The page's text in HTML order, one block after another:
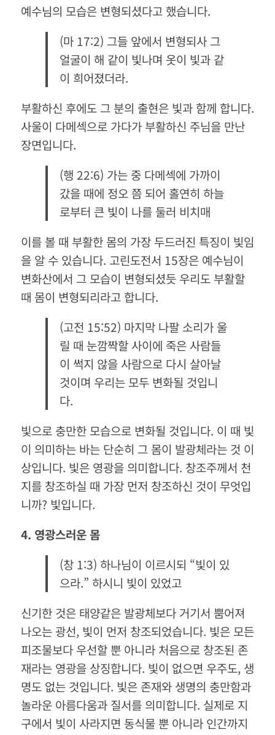
예수님의 모습은 변형되셨다고 했습니다.
(마 17:2) 그들 앞에서 변형되사 그
얼굴이 해 같이 빛나며 옷이 빛과 같
이 희어졌더라.
부활하신 후에도 그 분의 출현은 빛과 함께 합니다.
사울이 다메섹으로 가다가 부활하신 주님을 만난
장면입니다.
(행 22:6) 가는 중 다메섹에 가까이
갔을 때에 정오 쯤 되어 홀연히 하늘
로부터 큰 빛이 나를 둘러 비치매
이를 볼 때 부활한 몸의 가장 두드러진 특징이 빛임
을 알 수 있습니다. 고린도전서 15장은 예수님이
변화산에서 그 모습이 변형되셨듯 우리도 부활할
때 몸이 변형되리라고 합니다.
(고전 15:52) 마지막 나팔 소리가 울
릴 때 눈깜짝할 사이에 죽은 사람들
이 썩지 않을 사람으로 다시 살아날
것이며 우리는 모두 변화될 것입니
다.
빛으로 충만한 모습으로 변화될 것입니다. 이 때 빛
이 의미하는 바는 단순히 그 몸이 발광체라는 것 이
상입니다. 빛은 영광을 의미합니다. 창조주께서 천
지를 창조하실 때 가장 먼저 창조하신 것이 무엇입
니까? 빛입니다.
4. 영광스러운 몸
(창 1:3) 하나님이 이르시되 “빛이 있
으라.” 하시니 빛이 있었고
신기한 것은 태양같은 발광체보다 거기서 뿜어져
나오는 광선, 빛이 먼저 창조되었습니다. 빛은 모든
피조물보다 우선할 뿐 아니라 처음으로 창조된 존
재라는 영광을 상징합니다. 빛이 없으면 우주도, 생
명도 없는 것입니다. 빛은 존재와 생명의 충만함과
놀라운 아름다움과 질서를 의미합니다. 실제로 지
구에서 빛이 사라지면 동식물 뿐 아니라 인간까지